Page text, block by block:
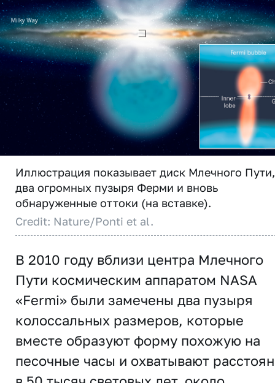
Иллюстрация показывает диск Млечного Пути,
два огромных пузыря Ферми и вновь
обнаруженные оттоки (на вставке).
Credit: Nature/Ponti et al.
В 2010 году вблизи центра Млечного
Пути космическим аппаратом NASA
«Fermi» были замечены два пузыря
колоссальных размеров, которые
вместе образуют форму похожую на
песочные часы и охватывают